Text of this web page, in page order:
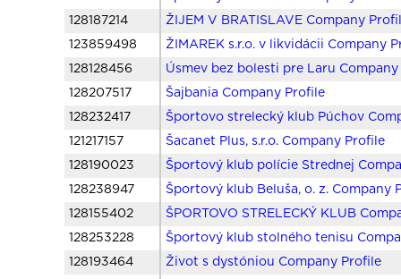
128187214
ŽIJEM V BRATISLAVE Company
123859498
ŽIMAREK s.r.o. v likvidácii Company
128128456
Úsmev bez bolesti pre Laru
128207517
Šajbania Company Profile
128232417
Športovo strelecký klub Púchov
121217157
Šacanet Plus, s.r.o. Company Profile
128190023
Športový klub polície Strednej
128238947
Športový klub Beluša, o. z. Company
128155402
ŠPORTOVO STRELECKÝ KLUB
128253228
Športový klub stolného tenisu
128193464
Život s dystóniou Company Profile